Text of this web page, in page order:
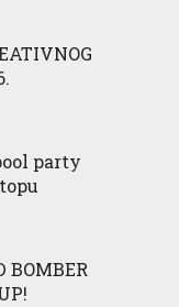
party
BOMBER